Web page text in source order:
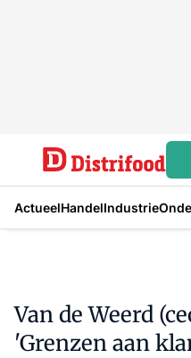
ActueelHandelIndustrie
Van de Weerd
'Grenzen aan